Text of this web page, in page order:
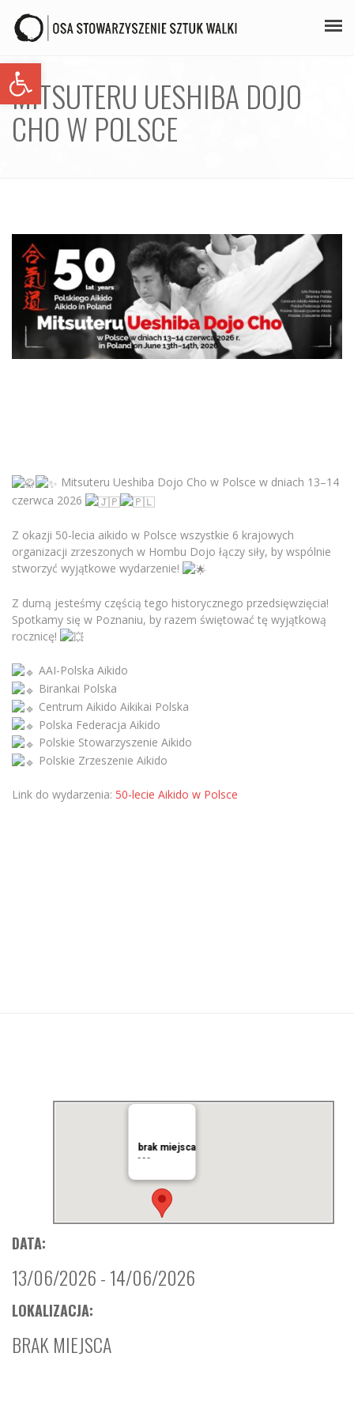
Open toolbar
STAŻE
GALERIA
KONTAKT
MITSUTERU UESHIBA DOJO
CHO W POLSCE
Mitsuteru Ueshiba Dojo Cho w Polsce w dniach 13–14
czerwca 2026
Z okazji 50-lecia aikido w Polsce wszystkie 6 krajowych
organizacji zrzeszonych w Hombu Dojo łączy siły, by wspólnie
stworzyć wyjątkowe wydarzenie!
Z dumą jesteśmy częścią tego historycznego przedsięwzięcia!
Spotkamy się w Poznaniu, by razem świętować tę wyjątkową
rocznicę!
AAI-Polska Aikido
Birankai Polska
Centrum Aikido Aikikai Polska
Polska Federacja Aikido
Polskie Stowarzyszenie Aikido
Polskie Zrzeszenie Aikido
Link do wydarzenia: 50-lecie Aikido w Polsce
brak miejsca
- - -
DATA:
13/06/2026 - 14/06/2026
LOKALIZACJA:
BRAK MIEJSCA